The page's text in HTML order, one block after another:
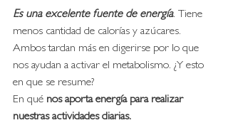
Es una excelente fuente de energía. Tiene
menos cantidad de calorías y azúcares.
Ambos tardan más en digerirse por lo que
nos ayudan a activar el metabolismo. ¿Y esto
en que se resume?
En qué nos aporta energía para realizar
nuestras actividades diarias.